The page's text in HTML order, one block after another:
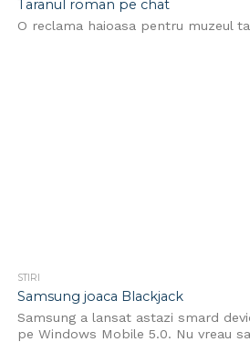
Taranul roman pe chat
O reclama haioasa pentru muzeul
STIRI
Samsung joaca Blackjack
Samsung a lansat astazi smard
pe Windows Mobile 5.0. Nu vreau